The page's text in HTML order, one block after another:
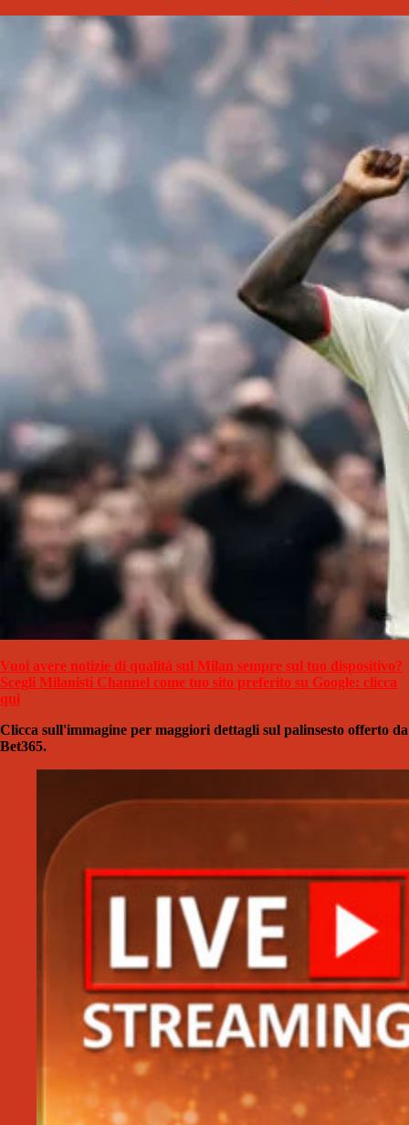
Vuoi avere notizie di qualità sul Milan sempre sul tuo dispositivo?
Scegli Milanisti Channel come tuo sito preferito su Google: clicca
qui
Clicca sull'immagine per maggiori dettagli sul palinsesto offerto da
Bet365.